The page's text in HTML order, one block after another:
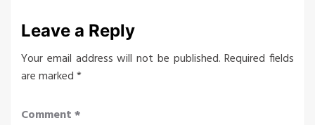
Leave a Reply
Your email address will not be published. Required fields
are marked*
Comment*